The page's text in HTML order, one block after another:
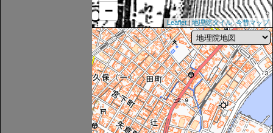
−
Leaflet|地理院タイル,今昔マップ